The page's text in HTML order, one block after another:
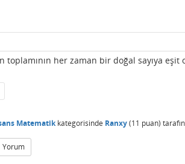
toplamının her zaman bir doğal sayıya
Matematikkategorisinde Ranxy(11 puan)
Yorum